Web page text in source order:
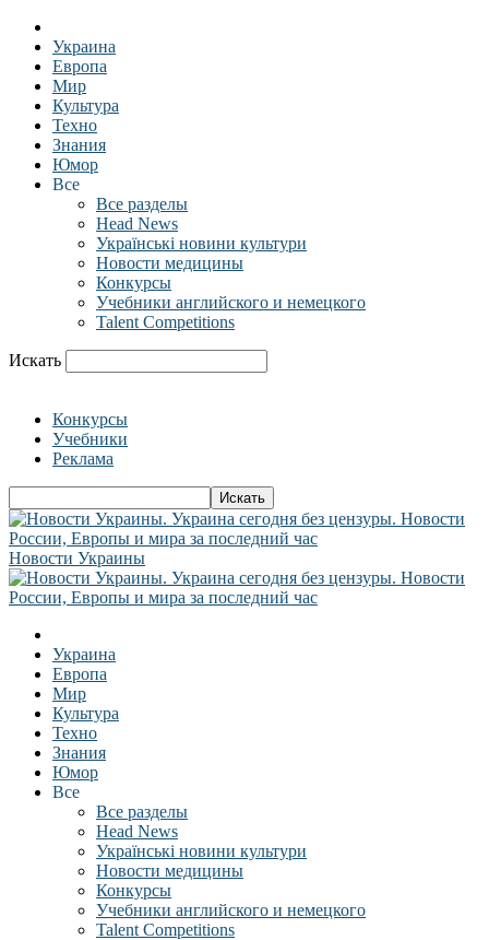
Украина
Европа
Мир
Культура
Техно
Знания
Юмор
Все
Все разделы
Head News
Українські новини культури
Новости медицины
Конкурсы
Учебники английского и немецкого
Talent Competitions
Искать
Конкурсы
Учебники
Реклама
Новости Украины
Украина
Европа
Мир
Культура
Техно
Знания
Юмор
Все
Все разделы
Head News
Українські новини культури
Новости медицины
Конкурсы
Учебники английского и немецкого
Talent Competitions